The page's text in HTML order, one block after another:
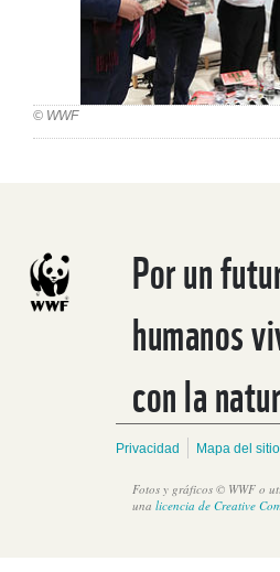
© WWF
Por un
humanos
con la
Privacidad Mapa del sitio
Fotos y gráficos © WWF o
una licencia de Creative